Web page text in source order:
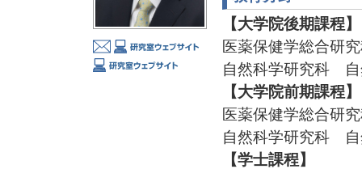
【大学院後期課程】
医薬保健学総合研
自然科学研究科 自
【大学院前期課程】
医薬保健学総合研
自然科学研究科 自
【学士課程】